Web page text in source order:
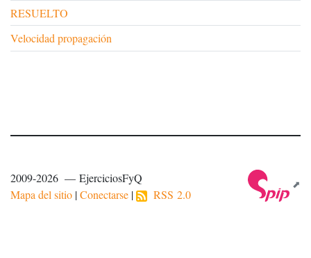
RESUELTO
Velocidad propagación
2009-2026 — EjerciciosFyQ
Mapa del sitio |Conectarse | RSS 2.0